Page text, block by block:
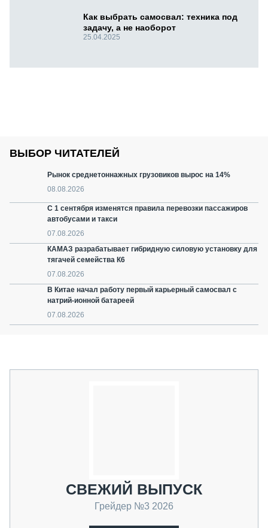
Как выбрать самосвал: техника под
задачу, а не наоборот
25.04.2025
ВЫБОР ЧИТАТЕЛЕЙ
Рынок среднетоннажных грузовиков вырос на 14%
08.08.2026
С 1 сентября изменятся правила перевозки пассажиров
автобусами и такси
07.08.2026
КАМАЗ разрабатывает гибридную силовую установку для
тягачей семейства К6
07.08.2026
В Китае начал работу первый карьерный самосвал с
натрий-ионной батареей
07.08.2026
СВЕЖИЙ ВЫПУСК
Грейдер №3 2026